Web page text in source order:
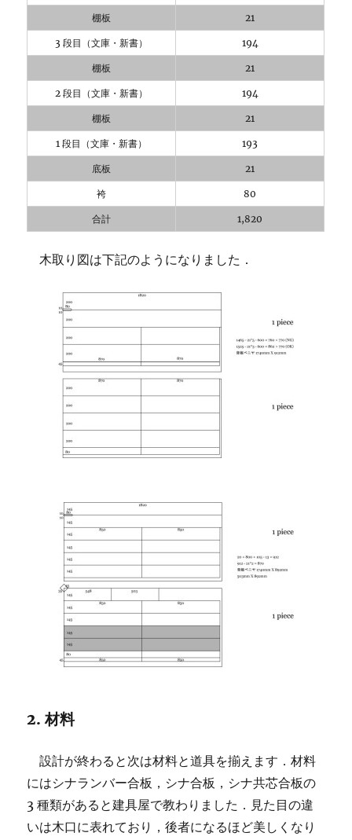
棚板 21
3 段目（文庫・新書） 194
棚板 21
2 段目（文庫・新書） 194
棚板 21
1 段目（文庫・新書） 193
底板 21
袴 80
合計 1,820
木取り図は下記のようになりました．
2. 材料
設計が終わると次は材料と道具を揃えます．材料
にはシナランバー合板，シナ合板，シナ共芯合板の
3 種類があると建具屋で教わりました．見た目の違
いは木口に表れており，後者になるほど美しくなり